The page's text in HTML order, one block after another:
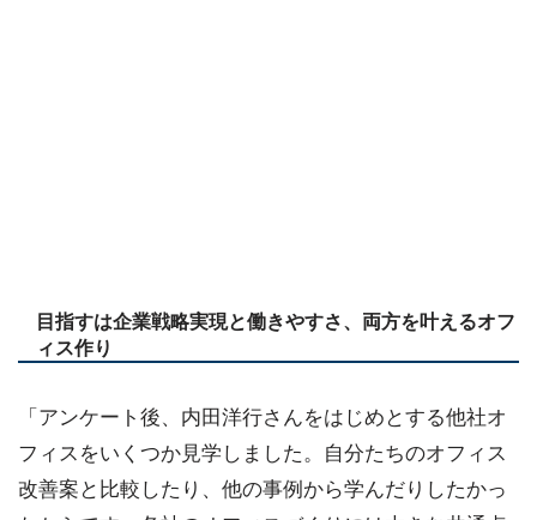
目指すは企業戦略実現と働きやすさ、両方を叶えるオフ
ィス作り
「アンケート後、内田洋行さんをはじめとする他社オ
フィスをいくつか見学しました。自分たちのオフィス
改善案と比較したり、他の事例から学んだりしたかっ